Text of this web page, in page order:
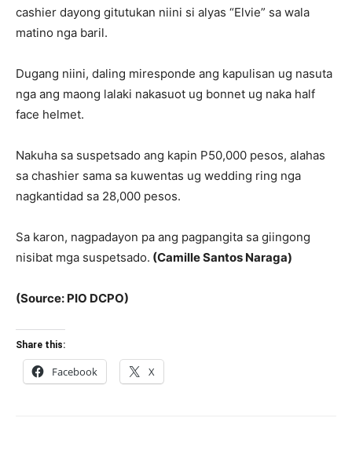
cashier dayong gitutukan niini si alyas “Elvie” sa wala
matino nga baril.
Dugang niini, daling miresponde ang kapulisan ug nasuta
nga ang maong lalaki nakasuot ug bonnet ug naka half
face helmet.
Nakuha sa suspetsado ang kapin P50,000 pesos, alahas
sa chashier sama sa kuwentas ug wedding ring nga
nagkantidad sa 28,000 pesos.
Sa karon, nagpadayon pa ang pagpangita sa giingong
nisibat mga suspetsado. (Camille Santos Naraga)
(Source: PIO DCPO)
Share this:
Facebook X